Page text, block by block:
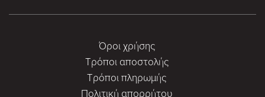
Όροι χρήσης
Τρόποι αποστολής
Τρόποι πληρωμής
Πολιτική απορρήτου